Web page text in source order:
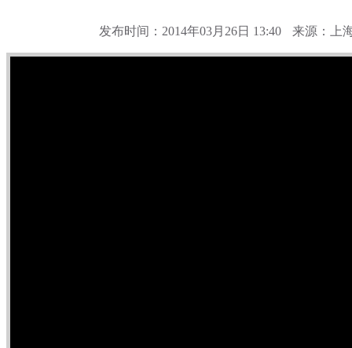
发布时间：2014年03月26日 13:40 来源：上